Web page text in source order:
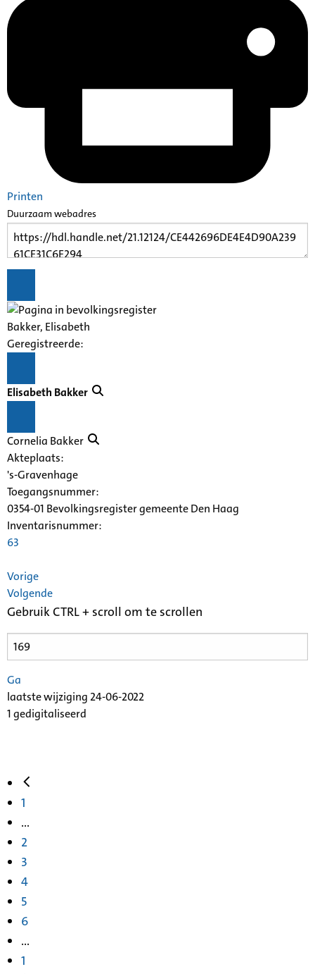
Printen
Duurzaam webadres
Bakker, Elisabeth
Geregistreerde:
Elisabeth Bakker
Cornelia Bakker
Akteplaats:
's-Gravenhage
Toegangsnummer:
0354-01 Bevolkingsregister gemeente Den Haag
Inventarisnummer:
63
Vorige
Volgende
Gebruik CTRL + scroll om te scrollen
Ga
laatste wijziging 24-06-2022
1 gedigitaliseerd
1
...
2
3
4
5
6
...
1